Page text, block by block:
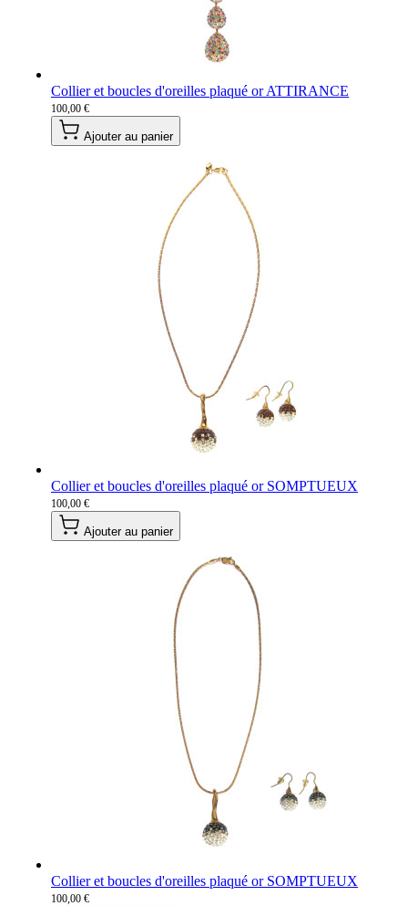
Collier et boucles d'oreilles plaqué or ATTIRANCE
100,00 €
Ajouter au panier
Collier et boucles d'oreilles plaqué or SOMPTUEUX
100,00 €
Ajouter au panier
Collier et boucles d'oreilles plaqué or SOMPTUEUX
100,00 €